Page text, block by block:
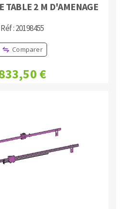
TABLE 2 M D'AMENAGE
Réf : 20198455
Comparer
€